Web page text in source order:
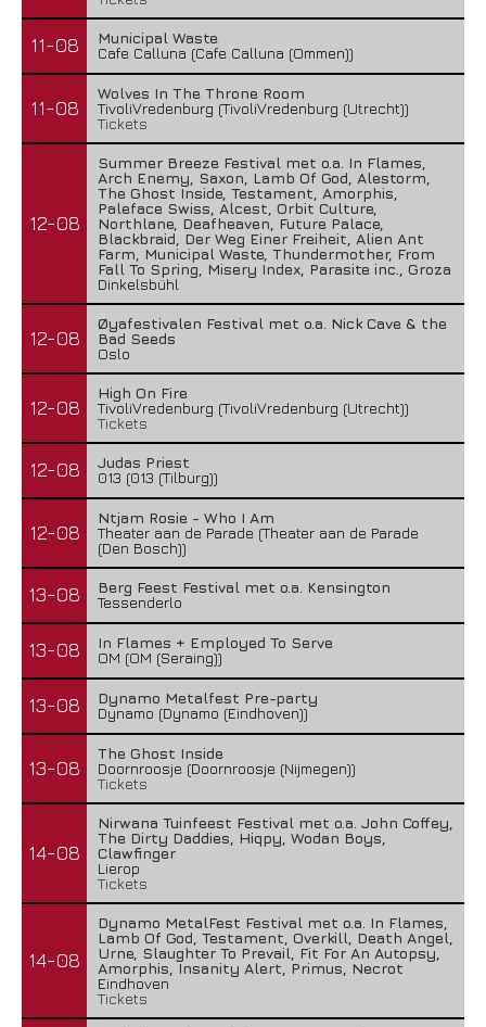
11-08
Municipal Waste
Cafe Calluna (Cafe Calluna (Ommen))
11-08
Wolves In The Throne Room
TivoliVredenburg (TivoliVredenburg (Utrecht))
Tickets
12-08
Summer Breeze Festival met o.a. In Flames,
Arch Enemy, Saxon, Lamb Of God, Alestorm,
The Ghost Inside, Testament, Amorphis,
Paleface Swiss, Alcest, Orbit Culture,
Northlane, Deafheaven, Future Palace,
Blackbraid, Der Weg Einer Freiheit, Alien Ant
Farm, Municipal Waste, Thundermother, From
Fall To Spring, Misery Index, Parasite inc., Groza
Dinkelsbühl
12-08
Øyafestivalen Festival met o.a. Nick Cave & the
Bad Seeds
Oslo
12-08
High On Fire
TivoliVredenburg (TivoliVredenburg (Utrecht))
Tickets
12-08
Judas Priest
013 (013 (Tilburg))
12-08
Ntjam Rosie - Who I Am
Theater aan de Parade (Theater aan de Parade
(Den Bosch))
13-08
Berg Feest Festival met o.a. Kensington
Tessenderlo
13-08
In Flames + Employed To Serve
OM (OM (Seraing))
13-08
Dynamo Metalfest Pre-party
Dynamo (Dynamo (Eindhoven))
13-08
The Ghost Inside
Doornroosje (Doornroosje (Nijmegen))
Tickets
14-08
Nirwana Tuinfeest Festival met o.a. John Coffey,
The Dirty Daddies, Hiqpy, Wodan Boys,
Clawfinger
Lierop
Tickets
14-08
Dynamo MetalFest Festival met o.a. In Flames,
Lamb Of God, Testament, Overkill, Death Angel,
Urne, Slaughter To Prevail, Fit For An Autopsy,
Amorphis, Insanity Alert, Primus, Necrot
Eindhoven
Tickets